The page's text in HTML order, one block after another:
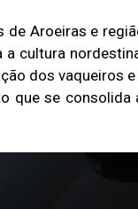
Aroeiras e
cultura
dos vaqueiros
que se consolida